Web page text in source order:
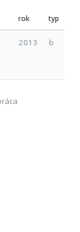
rok typ
2013 b